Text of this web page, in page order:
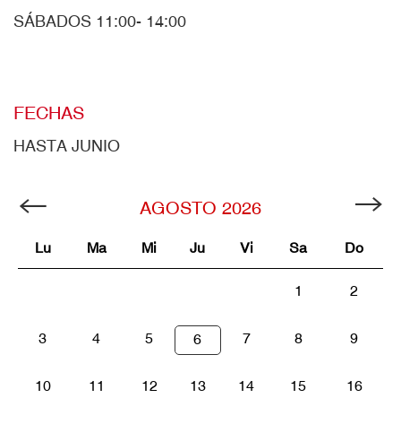
SÁBADOS 11:00- 14:00
FECHAS
HASTA JUNIO
AGOSTO 2026
Lu Ma Mi Ju Vi Sa Do
1 2
3 4 5 6 7 8 9
10 11 12 13 14 15 16